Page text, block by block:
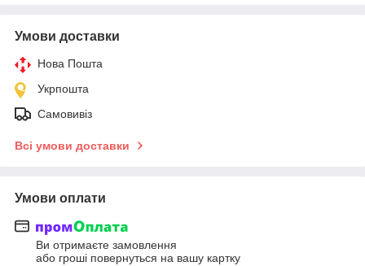
Умови доставки
Нова Пошта
Укрпошта
Самовивіз
Всі умови доставки
Умови оплати
Ви отримаєте замовлення
або гроші повернуться на вашу картку